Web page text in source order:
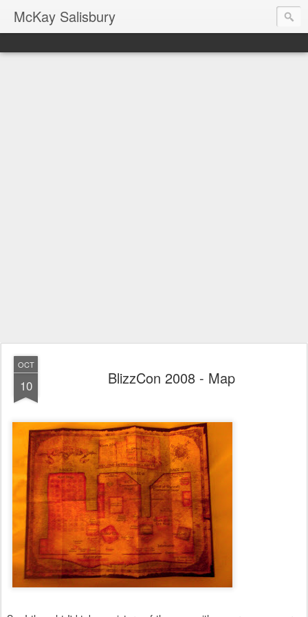
McKay Salisbury
OCT
10 BlizzCon 2008 - Map